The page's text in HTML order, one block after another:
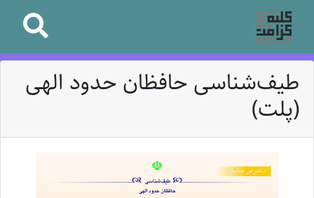
طیف‌شناسی حافظان حدود الهی
(پلت)